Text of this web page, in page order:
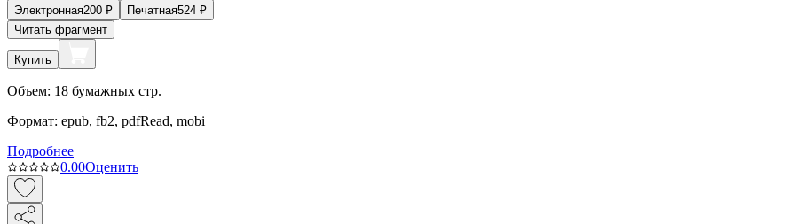
Электронная200 ₽ Печатная524 ₽
Читать фрагмент
Купить
Объем: 18 бумажных стр.
Формат: epub, fb2, pdfRead, mobi
Подробнее
0.00Оценить